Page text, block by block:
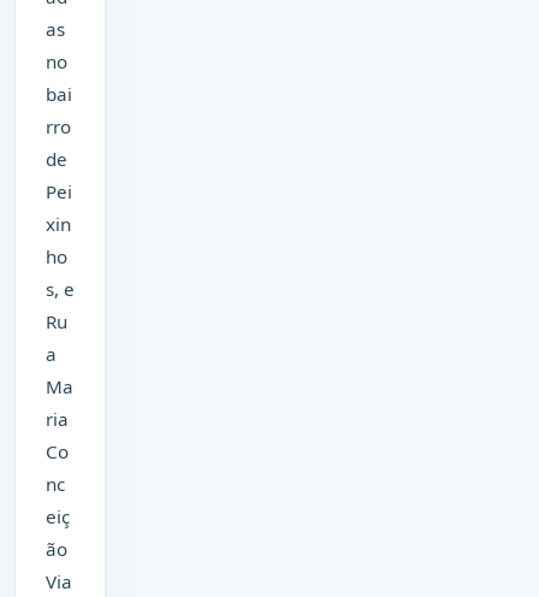
as
no
bai
rro
de
Pei
xin
ho
s, e
Ru
a
Ma
ria
Co
nc
eiç
ão
Via